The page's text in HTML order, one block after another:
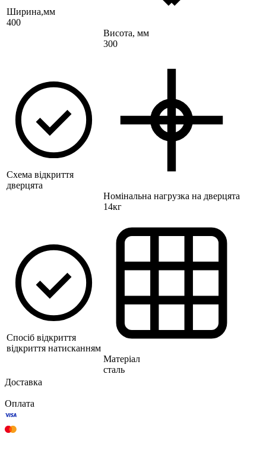
Ширина,мм
400
Висота, мм
300
Схема відкриття
дверцята
Номінальна нагрузка на дверцята
14кг
Спосіб відкриття
відкриття натисканням
Матеріал
сталь
Доставка
Оплата